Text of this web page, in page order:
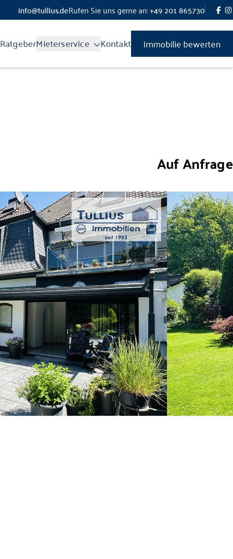
info@tullius.deRufen Sie uns gerne an:+49 201 865730
RatgeberMieterservice Kontakt Immobilie bewerten
Auf Anfrage